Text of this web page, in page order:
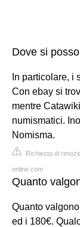
Dove si
In particolare, i
Con ebay si
mentre
numismatici.
Nomisma.
Richiesta di
online.com
Quanto
Quanto
ed i 180€.